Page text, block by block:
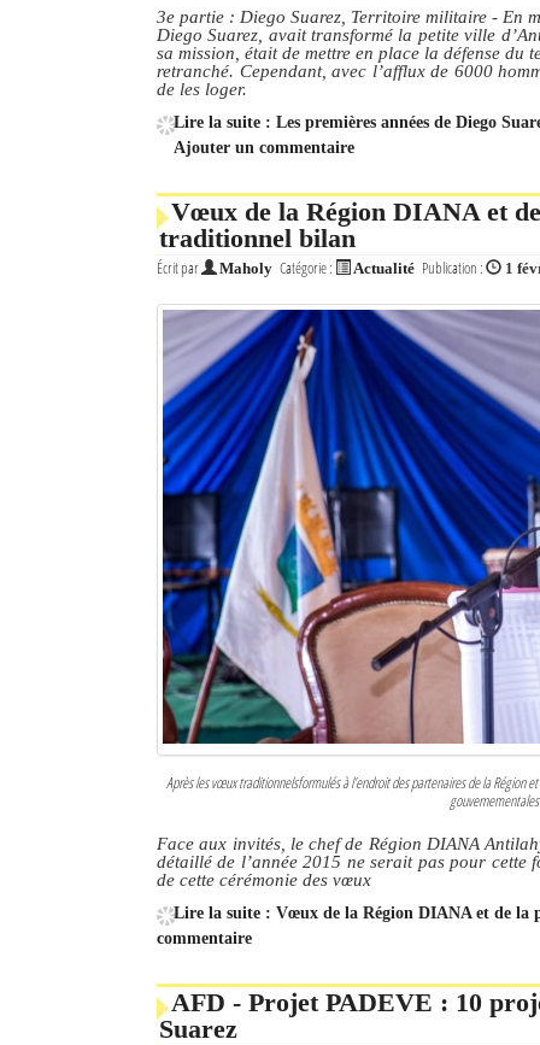
Les Petites Annonces
La Tribune de Diego en PDF
Connexion
Identifiant oublié ?
Mot de passe oublié ?
3e partie : Diego Suarez, Territoire militaire - En
Diego Suarez, avait transformé la petite ville
sa mission, était de mettre en place la défense du
retranché. Cependant, avec l’afflux de 6000
de les loger.
Lire la suite : Les premières années de Diego
Ajouter un commentaire
Vœux de la Région DIANA et
traditionnel bilan
Écrit par Maholy Catégorie : Actualité Publication : 1
Après les vœux traditionnelsformulés à l’endroit des partenaires de la Région
Face aux invités, le chef de Région DIANA
détaillé de l’année 2015 ne serait pas pour cette
de cette cérémonie des vœux
Lire la suite : Vœux de la Région DIANA et de la
commentaire
AFD - Projet PADEVE : 10
Suarez